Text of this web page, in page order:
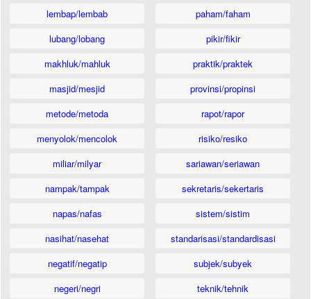
lembap/lembab
lubang/lobang
makhluk/mahluk
masjid/mesjid
metode/metoda
menyolok/mencolok
miliar/milyar
nampak/tampak
napas/nafas
nasihat/nasehat
negatif/negatip
negeri/negri
paham/faham
pikir/fikir
praktik/praktek
provinsi/propinsi
rapot/rapor
risiko/resiko
sariawan/seriawan
sekretaris/sekertaris
sistem/sistim
standarisasi/standardisasi
subjek/subyek
teknik/tehnik